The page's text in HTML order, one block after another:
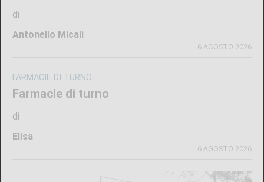
di
Antonello Micali
6 AGOSTO 2026
FARMACIE DI TURNO
Farmacie di turno
di
Elisa
6 AGOSTO 2026